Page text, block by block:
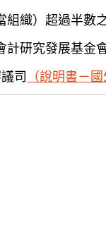
組織）超過半數
計研究發展基金
司
（說明書－